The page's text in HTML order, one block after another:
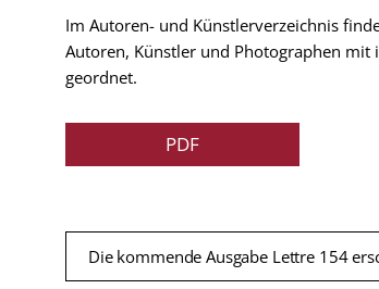
Im Autoren- und Künstlerverzeichnis
Autoren, Künstler und Photographen
geordnet.
PDF
Die kommende Ausgabe Lettre 154